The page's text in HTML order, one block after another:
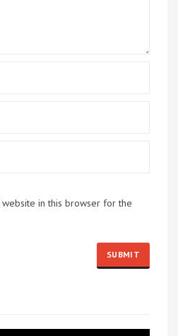
website in this browser for the